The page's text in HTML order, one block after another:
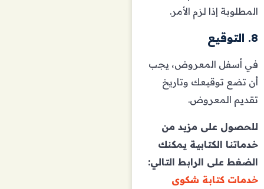
المطلوبة إذا لزم الأمر.
8. التوقيع
في أسفل المعروض، يجب
أن تضع توقيعك وتاريخ
تقديم المعروض.
للحصول على مزيد من
خدماتنا الكتابية يمكنك
الضغط على الرابط التالي:
خدمات كتابة شكوى